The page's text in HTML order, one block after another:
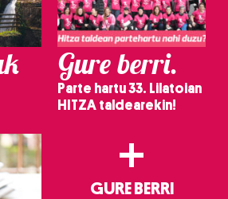
ematen diguzu.Gehiago
Gure berri.
Parte hartu 33. Lilatoian
HITZA taldearekin!
+
GURE BERRI